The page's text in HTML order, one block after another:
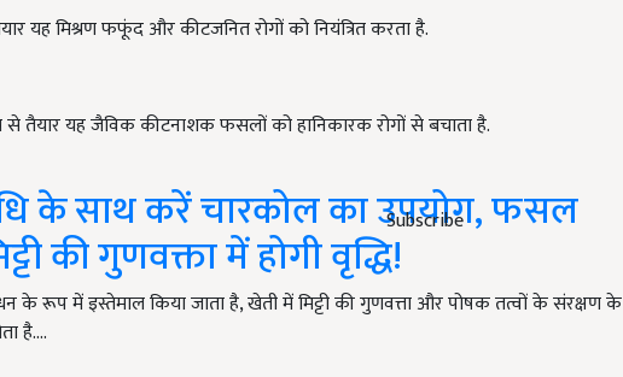
Subscribe
यह मिश्रण फफूंद और कीटजनित रोगों को नियंत्रित करता है.
से तैयार यह जैविक कीटनाशक फसलों को हानिकारक रोगों से बचाता है.
के साथ करें चारकोल का उपयोग, फसल
की गुणवक्ता में होगी वृद्धि!
के रूप में इस्तेमाल किया जाता है, खेती में मिट्टी की गुणवत्ता और पोषक तत्वों के संरक्षण के
है.…